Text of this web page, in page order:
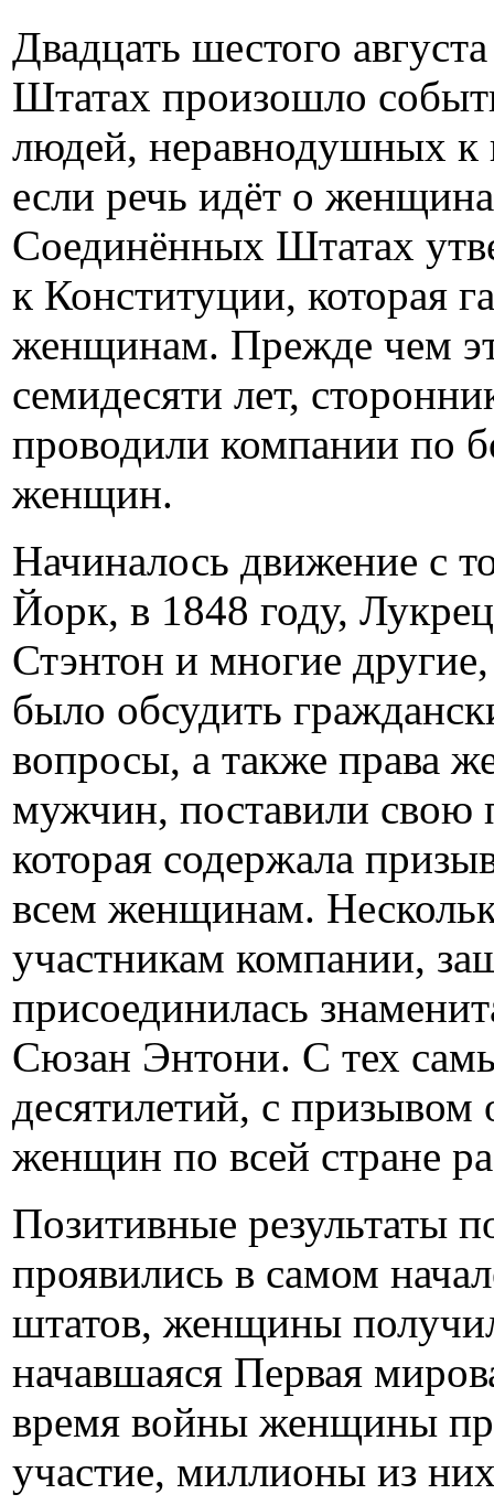
Двадцать шестого
Штатах произошло
людей, неравнодушных к
если речь идёт о
Соединённых Штатах
к Конституции, которая
женщинам. Прежде чем
семидесяти лет,
проводили компании по
женщин.
Начиналось движение с
Йорк, в 1848 году,
Стэнтон и многие
было обсудить
вопросы, а также права
мужчин, поставили свою
которая содержала
всем женщинам.
участникам компании,
присоединилась
Сюзан Энтони. С тех
десятилетий, с
женщин по всей стране
Позитивные результаты
проявились в самом
штатов, женщины
начавшаяся Первая
время войны женщины
участие, миллионы из